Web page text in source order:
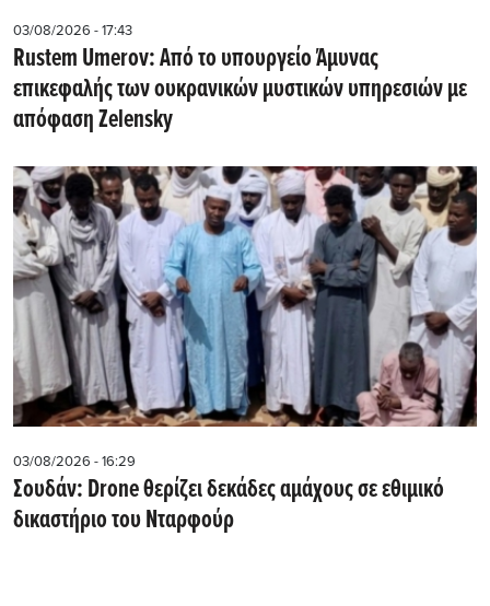
03/08/2026 - 17:43
Rustem Umerov: Από το υπουργείο Άμυνας
επικεφαλής των ουκρανικών μυστικών υπηρεσιών με
απόφαση Zelensky
03/08/2026 - 16:29
Σουδάν: Drone θερίζει δεκάδες αμάχους σε εθιμικό
δικαστήριο του Νταρφούρ